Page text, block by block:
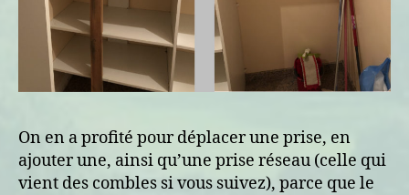
On en a profité pour déplacer une prise, en
ajouter une, ainsi qu’une prise réseau (celle qui
vient des combles si vous suivez), parce que le